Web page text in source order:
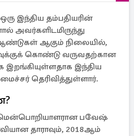
இந்திய தம்பதியரின்
அவர்களிடமிருந்து
ஆண்டுகள் ஆகும் நிலையில்,
கொண்டு வருவதற்கான
இறங்கியுள்ளதாக இந்திய
தெரிவித்துள்ளார்.
மென்பொறியாளரான பவேஷ்
தாராவும், 2018ஆம்